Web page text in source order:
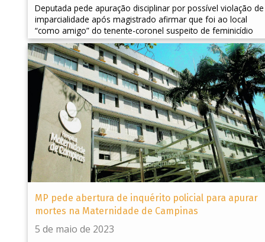
Deputada pede apuração disciplinar por possível violação de
imparcialidade após magistrado afirmar que foi ao local
“como amigo” do tenente-coronel suspeito de feminicídio
MP pede abertura de inquérito policial para apurar
mortes na Maternidade de Campinas
5 de maio de 2023